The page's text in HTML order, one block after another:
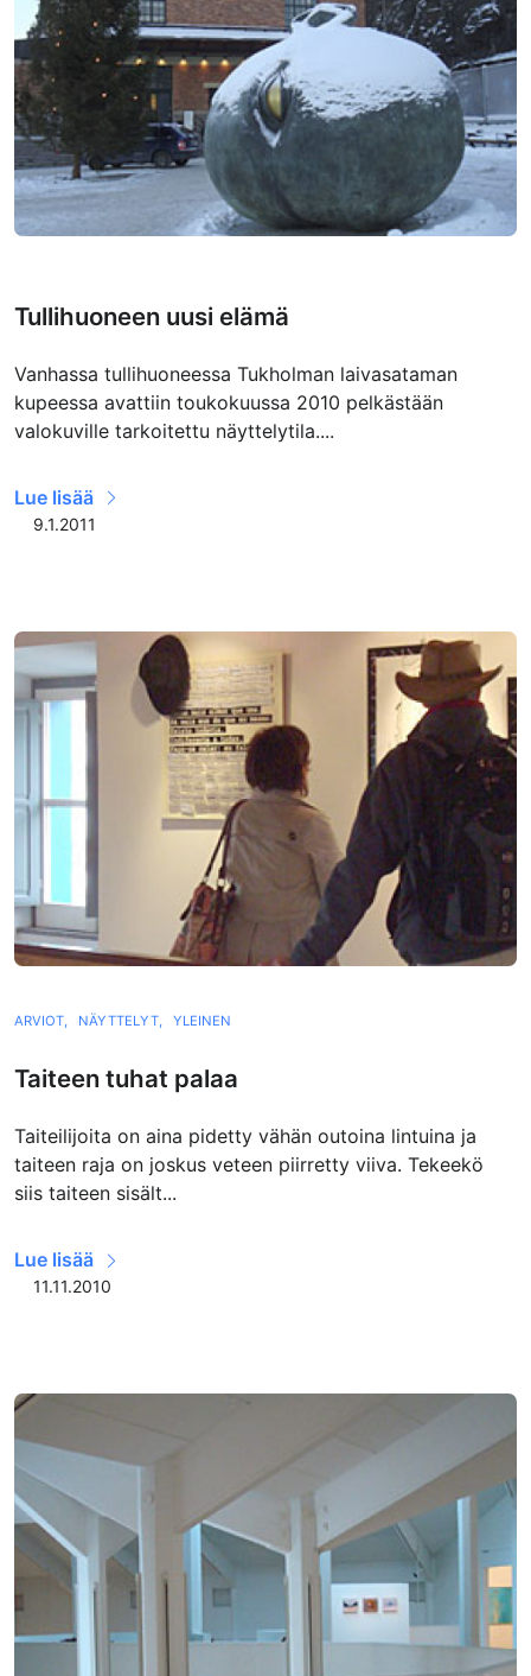
Tullihuoneen uusi elämä
Vanhassa tullihuoneessa Tukholman laivasataman
kupeessa avattiin toukokuussa 2010 pelkästään
valokuville tarkoitettu näyttelytila....
Lue lisää
9.1.2011
ARVIOT, NÄYTTELYT, YLEINEN
Taiteen tuhat palaa
Taiteilijoita on aina pidetty vähän outoina lintuina ja
taiteen raja on joskus veteen piirretty viiva. Tekeekö
siis taiteen sisält...
Lue lisää
11.11.2010